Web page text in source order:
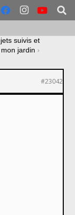
suivis et
jardin ›
#23042